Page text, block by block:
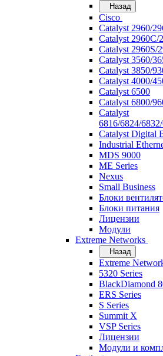
Назад
Cisco
Catalyst 2960/
Catalyst 2960C/
Catalyst 2960S/
Catalyst 3560/
Catalyst 3850/
Catalyst 4000/
Catalyst 6500
Catalyst 6800/
Catalyst
6816/6824/
Catalyst Digital
Industrial
MDS 9000
ME Series
Nexus
Small Business
Блоки
Блоки питания
Лицензии
Модули
Extreme Networks
Назад
Extreme
5320 Series
BlackDiamond
ERS Series
S Series
Summit X
VSP Series
Лицензии
Модули и